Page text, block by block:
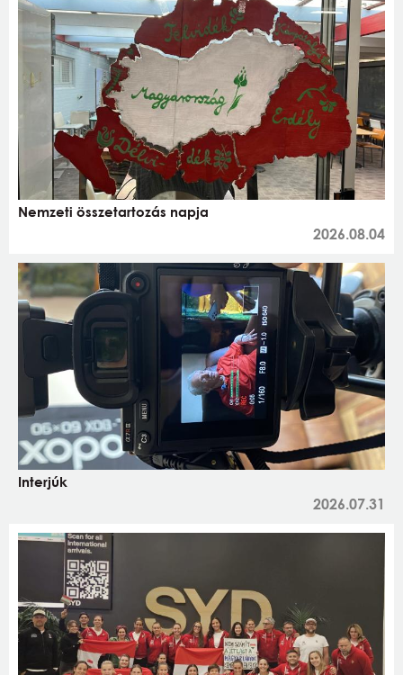
Nemzeti összetartozás napja
2026.08.04
Interjúk
2026.07.31